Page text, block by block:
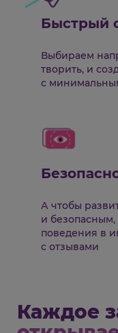
Быстрый
Выбираем
творить, и
с
А чтобы
и
поведения в
с отзывами
Каждое